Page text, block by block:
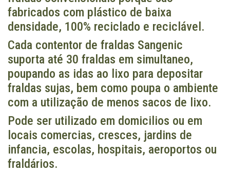
fabricados com plástico de baixa
densidade, 100% reciclado e reciclável.
Cada contentor de fraldas Sangenic
suporta até 30 fraldas em simultaneo,
poupando as idas ao lixo para depositar
fraldas sujas, bem como poupa o ambiente
com a utilização de menos sacos de lixo.
Pode ser utilizado em domicilios ou em
locais comercias, cresces, jardins de
infancia, escolas, hospitais, aeroportos ou
fraldários.